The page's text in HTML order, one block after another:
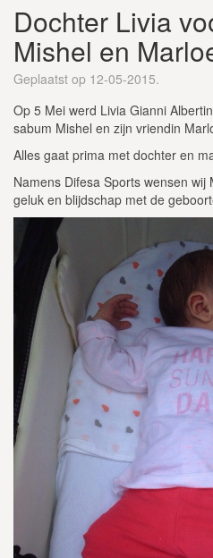
Dochter Livia
Mishel en
Geplaatst op 12-05-2015.
Op 5 Mei werd Livia Gianni
sabum Mishel en zijn vriendin
Alles gaat prima met dochter en
Namens Difesa Sports wensen
geluk en blijdschap met de